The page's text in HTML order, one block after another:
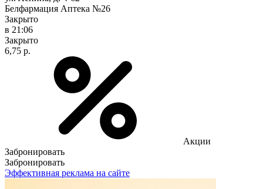
Белфармация Аптека №26
Закрыто
в 21:06
Закрыто
6,75 р.
Акции
Забронировать
Забронировать
Эффективная реклама на сайте